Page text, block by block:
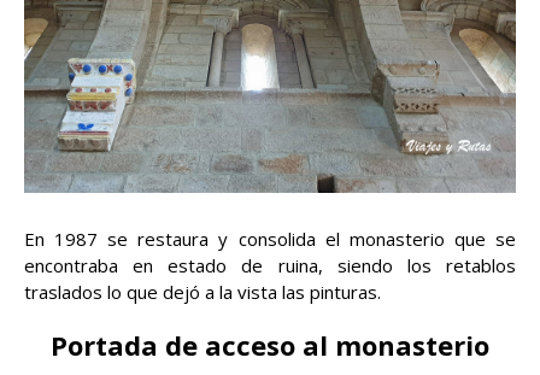
En 1987 se restaura y consolida el monasterio que se
encontraba en estado de ruina, siendo los retablos
traslados lo que dejó a la vista las pinturas.
Portada de acceso al monasterio